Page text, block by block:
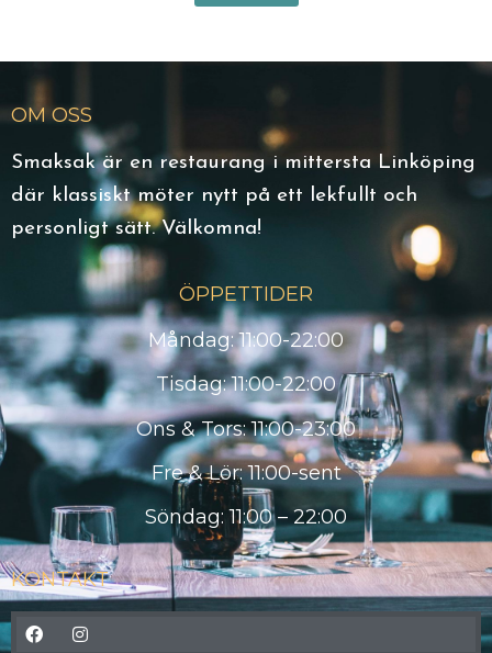
OM OSS
Smaksak är en restaurang i mittersta Linköping
där klassiskt möter nytt på ett lekfullt och
personligt sätt. Välkomna!
ÖPPETTIDER
Måndag: 11:00-22:00
Tisdag: 11:00-22:00
Ons & Tors: 11:00-23:00
Fre & Lör: 11:00-sent
Söndag: 11:00 – 22:00
KONTAKT